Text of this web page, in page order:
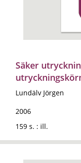
Säker
Lundälv Jörgen
2006
159 s. : ill.